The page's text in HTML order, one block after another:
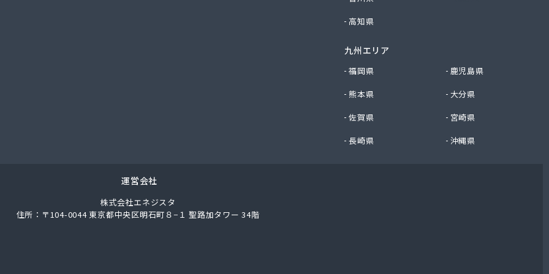
ネクスホームライフ中部株式会社 名古屋支店
高知県
九州エリア
福岡県
鹿児島県
熊本県
大分県
佐賀県
宮崎県
長崎県
沖縄県
運営会社
株式会社エネジスタ
住所：〒104-0044 東京都中央区明石町８−１ 聖路加タワー 34階